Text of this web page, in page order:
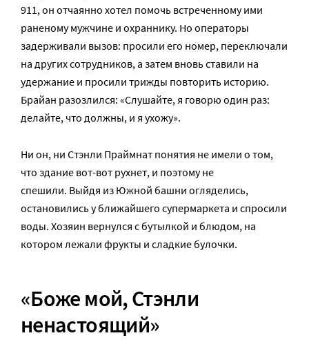
911, он отчаянно хотел помочь встреченному ими
раненому мужчине и охраннику. Но операторы
задерживали вызов: просили его номер, переключали
на других сотрудников, а затем вновь ставили на
удержание и просили трижды повторить историю.
Брайан разозлился: «Слушайте, я говорю один раз:
делайте, что должны, и я ухожу».
Ни он, ни Стэнли Праймнат понятия не имели о том,
что здание вот-вот рухнет, и поэтому не
спешили. Выйдя из Южной башни огляделись,
остановились у ближайшего супермаркета и спросили
воды. Хозяин вернулся с бутылкой и блюдом, на
котором лежали фрукты и сладкие булочки.
«Боже мой, Стэнли
ненастоящий»